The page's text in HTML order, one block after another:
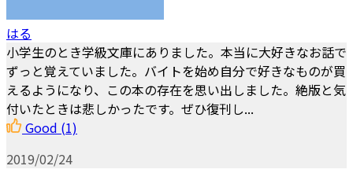
はる
小学生のとき学級文庫にありました。本当に大好きなお話で
ずっと覚えていました。バイトを始め自分で好きなものが買
えるようになり、この本の存在を思い出しました。絶版と気
付いたときは悲しかったです。ぜひ復刊し...
Good (1)
2019/02/24